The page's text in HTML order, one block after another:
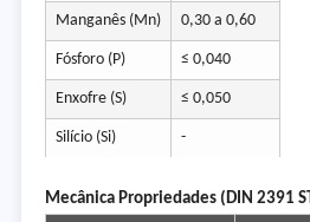
Manganês (Mn) 0,30 a 0,60
Fósforo (P) ≤ 0,040
Enxofre (S) ≤ 0,050
Silício (Si) -
Mecânica Propriedades (DIN 2391